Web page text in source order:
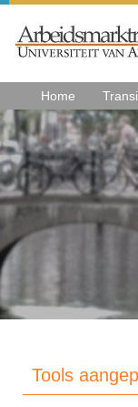
Home
Tools